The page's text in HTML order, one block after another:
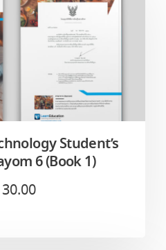
Student’s
6 (Book 1)